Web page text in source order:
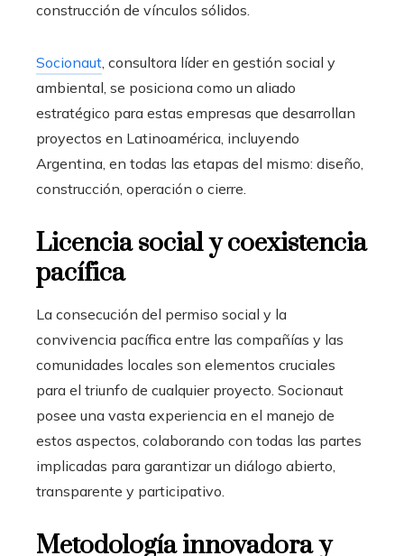
construcción de vínculos sólidos.
Socionaut, consultora líder en gestión social y
ambiental, se posiciona como un aliado
estratégico para estas empresas que desarrollan
proyectos en Latinoamérica, incluyendo
Argentina, en todas las etapas del mismo: diseño,
construcción, operación o cierre.
Licencia social y coexistencia
pacífica
La consecución del permiso social y la
convivencia pacífica entre las compañías y las
comunidades locales son elementos cruciales
para el triunfo de cualquier proyecto. Socionaut
posee una vasta experiencia en el manejo de
estos aspectos, colaborando con todas las partes
implicadas para garantizar un diálogo abierto,
transparente y participativo.
Metodología innovadora y